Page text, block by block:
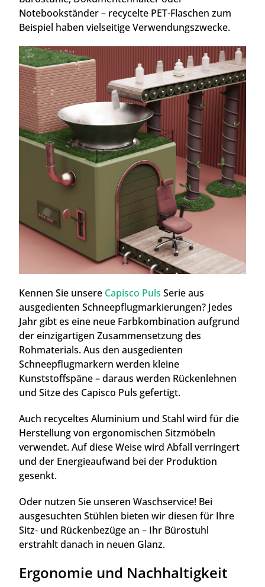
Notebookständer – recycelte PET-Flaschen zum
Beispiel haben vielseitige Verwendungszwecke.
Kennen Sie unsere Capisco Puls Serie aus
ausgedienten Schneepflugmarkierungen? Jedes
Jahr gibt es eine neue Farbkombination aufgrund
der einzigartigen Zusammensetzung des
Rohmaterials. Aus den ausgedienten
Schneepflugmarkern werden kleine
Kunststoffspäne – daraus werden Rückenlehnen
und Sitze des Capisco Puls gefertigt.
Auch recyceltes Aluminium und Stahl wird für die
Herstellung von ergonomischen Sitzmöbeln
verwendet. Auf diese Weise wird Abfall verringert
und der Energieaufwand bei der Produktion
gesenkt.
Oder nutzen Sie unseren Waschservice! Bei
ausgesuchten Stühlen bieten wir diesen für Ihre
Sitz- und Rückenbezüge an – Ihr Bürostuhl
erstrahlt danach in neuen Glanz.
Ergonomie und Nachhaltigkeit